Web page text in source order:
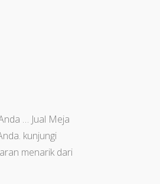
… Jual Meja
kunjungi
menarik dari